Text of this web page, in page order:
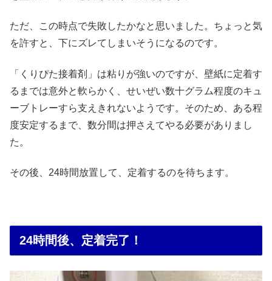
ただ、この時点で失敗したかなと思いました。ちょっと気
を許すと、下にズレてしまいそうになるのです。
「くりぴた接着剤」は粘りが強いのですが、壁紙に定着す
るまでは意外と軟らかく、せいぜい数十グラム程度のキュ
ーブトレーすら支えきれないようです。そのため、ある程
度安定するまで、数分間は押さえてやる必要がありまし
た。
その後、24時間放置して、定着するのを待ちます。
24時間後、定着完了！